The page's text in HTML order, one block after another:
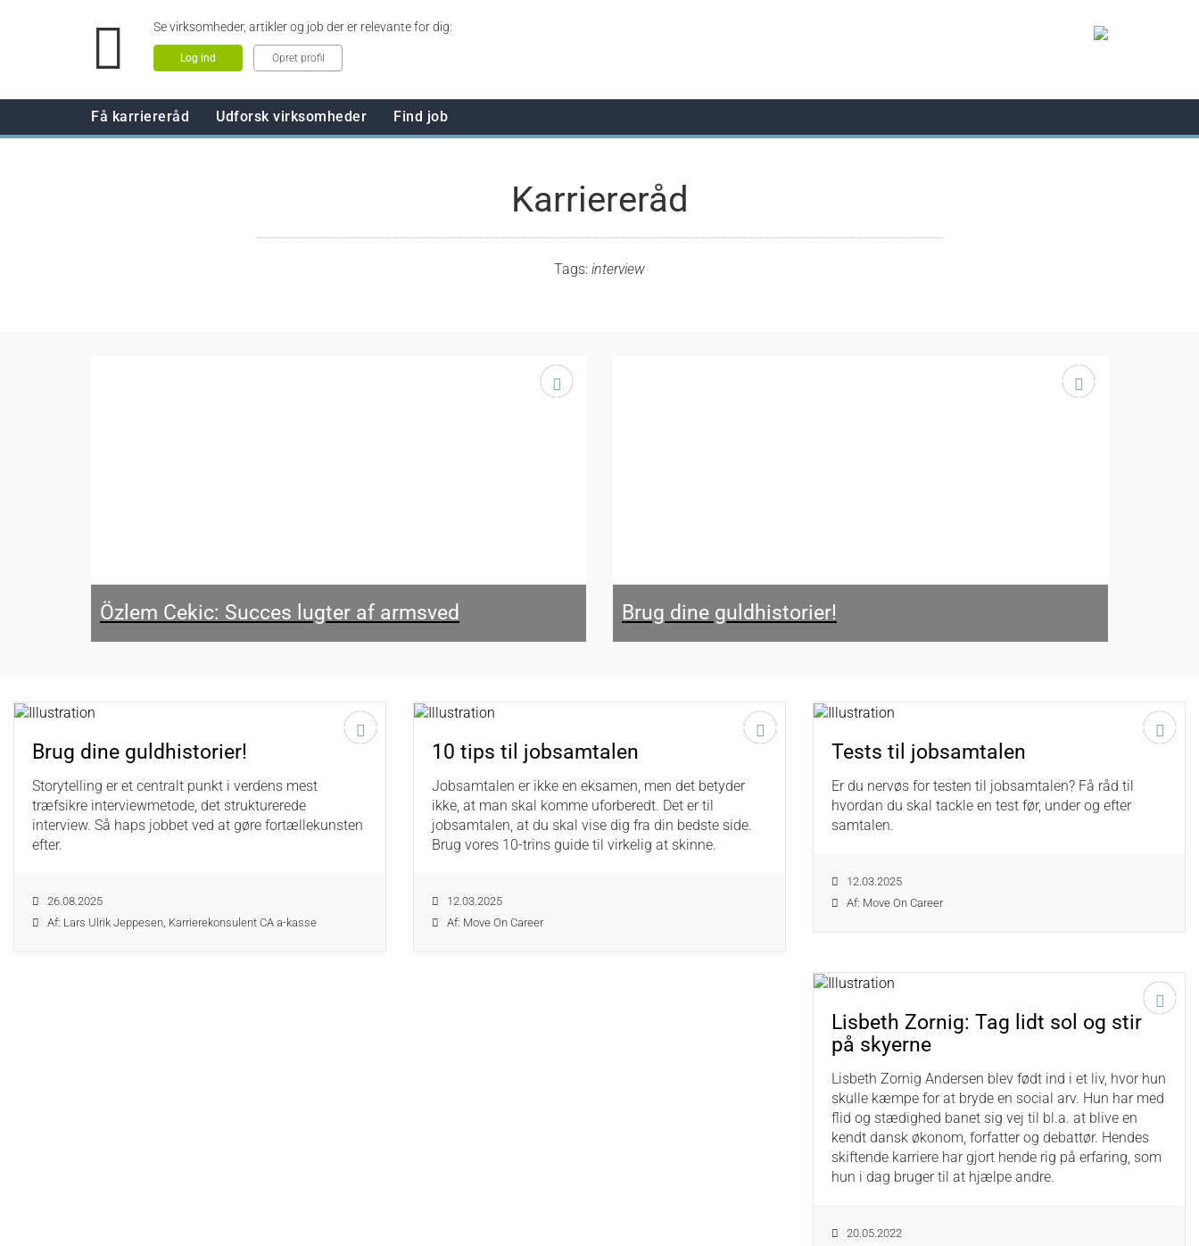
Se virksomheder, artikler og job der er relevante for dig:
Log ind Opret profil
Få karriereråd Udforsk virksomheder Find job
Karriereråd
Tags: interview
Özlem Cekic: Succes lugter af armsved Brug dine guldhistorier!
Brug dine guldhistorier!
Storytelling er et centralt punkt i verdens mest
træfsikre interviewmetode, det strukturerede
interview. Så haps jobbet ved at gøre fortællekunsten
efter.
26.08.2025
Af: Lars Ulrik Jeppesen, Karrierekonsulent CA a-kasse
10 tips til jobsamtalen
Jobsamtalen er ikke en eksamen, men det betyder
ikke, at man skal komme uforberedt. Det er til
jobsamtalen, at du skal vise dig fra din bedste side.
Brug vores 10-trins guide til virkelig at skinne.
12.03.2025
Af: Move On Career
Tests til jobsamtalen
Er du nervøs for testen til jobsamtalen? Få råd til
hvordan du skal tackle en test før, under og efter
samtalen.
12.03.2025
Af: Move On Career
Lisbeth Zornig: Tag lidt sol og stir
på skyerne
Lisbeth Zornig Andersen blev født ind i et liv, hvor hun
skulle kæmpe for at bryde en social arv. Hun har med
flid og stædighed banet sig vej til bl.a. at blive en
kendt dansk økonom, forfatter og debattør. Hendes
skiftende karriere har gjort hende rig på erfaring, som
hun i dag bruger til at hjælpe andre.
20.05.2022